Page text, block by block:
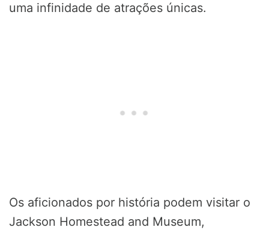
uma infinidade de atrações únicas.
Os aficionados por história podem visitar o
Jackson Homestead and Museum,